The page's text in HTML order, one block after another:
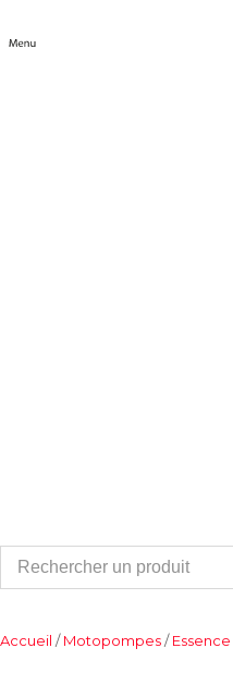
Accueil /Motopompes/Essence